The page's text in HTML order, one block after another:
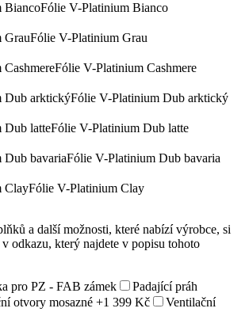
Fólie V-Platinium Bianco
Fólie V-Platinium Grau
Fólie V-Platinium Cashmere
Fólie V-Platinium Dub arktický
Fólie V-Platinium Dub latte
Fólie V-Platinium Dub bavaria
Fólie V-Platinium Clay
a další možnosti, které nabízí výrobce, si
odkazu, který najdete v popisu tohoto
pro PZ - FAB zámek
Padající práh
otvory mosazné +1 399 Kč
Ventilační